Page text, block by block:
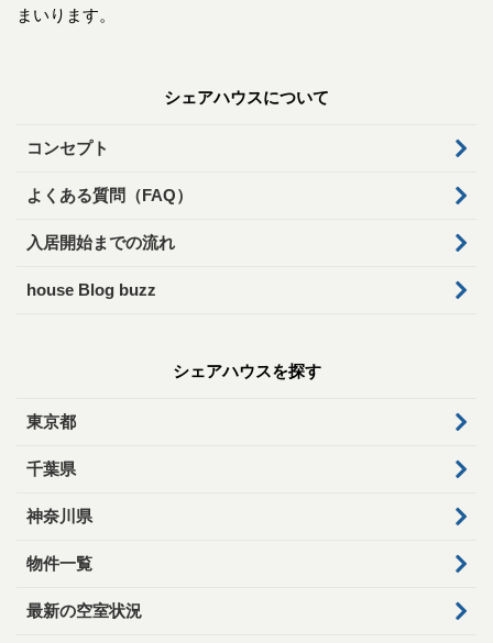
まいります。
シェアハウスについて
コンセプト
よくある質問（FAQ）
入居開始までの流れ
house Blog buzz
シェアハウスを探す
東京都
千葉県
神奈川県
物件一覧
最新の空室状況